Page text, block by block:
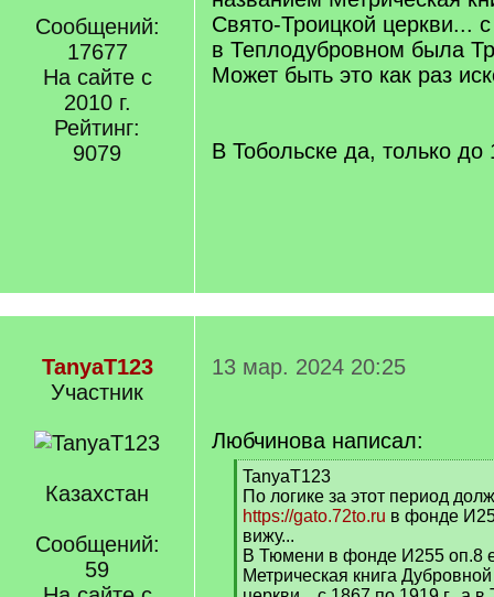
Сообщений:
17677
На сайте с
2010 г.
Рейтинг:
9079
Свято-Троицкой церкви...
в Теплодубровном была
Может быть это как раз
В Тобольске да, только до
TanyaT123
Участник
Казахстан
Сообщений:
59
13 мар. 2024 20:25
Любчинова написал:
[
q
]
TanyaT123
По логике за этот период
https://gato.72to.ru в фонде
вижу...
В Тюмени в фонде И255 оп.8
Метрическая книга